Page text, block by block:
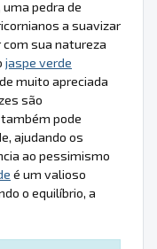
uma pedra de
a suavizar
sua natureza
jaspe verde
muito apreciada
são
pode
ajudando os
ao pessimismo
é um valioso
o equilíbrio, a